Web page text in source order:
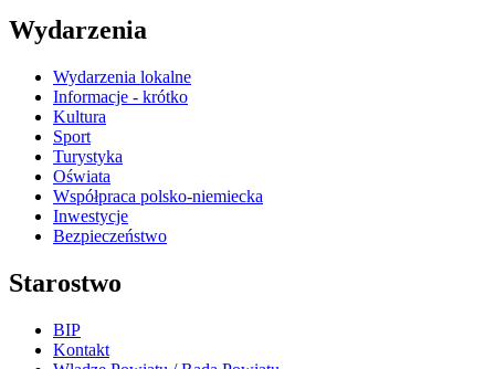
Wydarzenia
Wydarzenia lokalne
Informacje - krótko
Kultura
Sport
Turystyka
Oświata
Współpraca polsko-niemiecka
Inwestycje
Bezpieczeństwo
Starostwo
BIP
Kontakt